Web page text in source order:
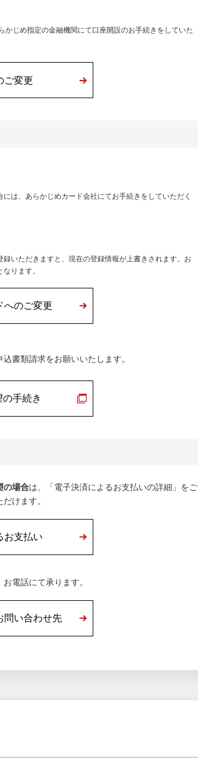
かじめ指定の金融機関にて口座開設のお手続きをしていた
ご変更
は、あらかじめカード会社にてお手続きをしていただく
いただきますと、現在の登録情報が上書きされます。お
ります。
へのご変更
書類請求をお願いいたします。
手続き
の場合は、「電子決済によるお支払いの詳細」をご
けます。
お支払い
電話にて承ります。
問い合わせ先